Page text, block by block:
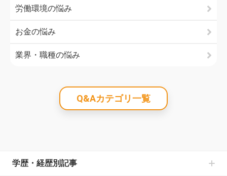
労働環境の悩み
お金の悩み
業界・職種の悩み
Q&Aカテゴリ一覧
学歴・経歴別記事